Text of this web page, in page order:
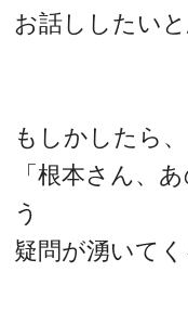
お話ししたいと
もしかしたら、
「根本さん、
う
疑問が湧いて